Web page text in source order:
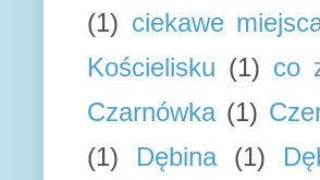
(1) ciekawe
Kościelisku (1) co
Czarnówka (1)
(1)
Dębina (1)